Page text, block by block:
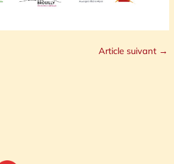
Article suivant →